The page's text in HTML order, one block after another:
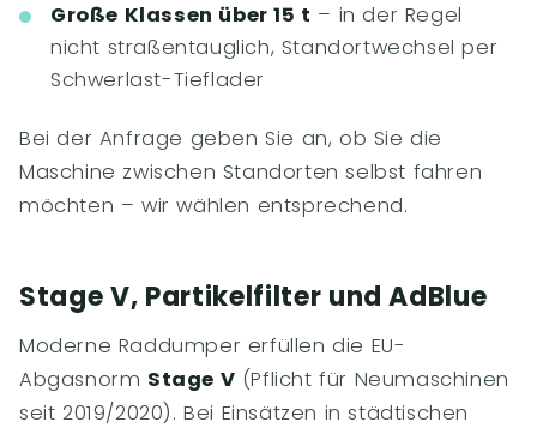
Große Klassen über 15 t – in der Regel
nicht straßentauglich, Standortwechsel per
Schwerlast-Tieflader
Bei der Anfrage geben Sie an, ob Sie die
Maschine zwischen Standorten selbst fahren
möchten – wir wählen entsprechend.
Stage V, Partikelfilter und AdBlue
Moderne Raddumper erfüllen die EU-
Abgasnorm Stage V (Pflicht für Neumaschinen
seit 2019/2020). Bei Einsätzen in städtischen